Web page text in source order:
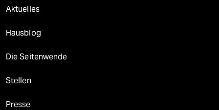
Aktuelles
Hausblog
Die Seitenwende
Stellen
Presse